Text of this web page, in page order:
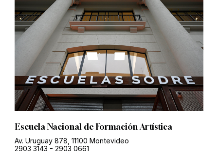
Escuela Nacional de Formación Artística
Av. Uruguay 878, 11100 Montevideo
2903 3143 - 2903 0661